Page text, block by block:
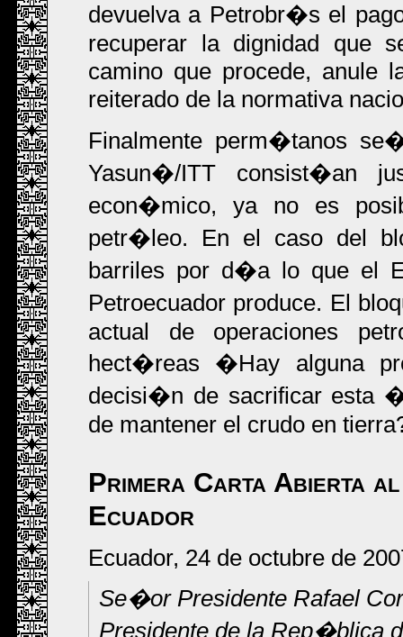
devuelva a Petrobr�s el
recuperar la dignidad que
camino que procede, anule
reiterado de la normativa
Finalmente perm�tanos
Yasun�/ITT consist�an
econ�mico, ya no es
petr�leo. En el caso del
barriles por d�a lo que el
Petroecuador produce. El
actual de operaciones
hect�reas �Hay alguna
decisi�n de sacrificar esta
de mantener el crudo en
Primera Carta Abierta
Ecuador
Ecuador, 24 de octubre de
Se�or Presidente Rafael
Presidente de la Rep�blica